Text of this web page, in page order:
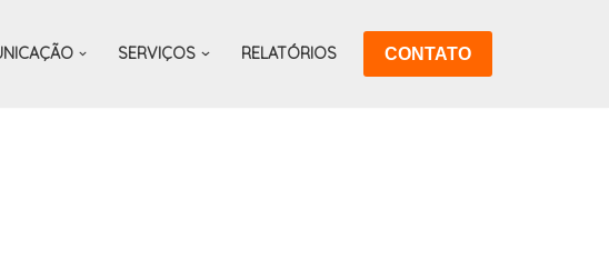
SERVIÇOS RELATÓRIOS CONTATO